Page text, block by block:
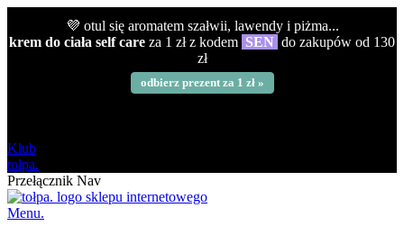
💜 otul się aromatem szałwii, lawendy i piżma...
krem do ciała self care za 1 zł z kodem SEN do zakupów od 130
zł
odbierz prezent za 1 zł »
Klub
tołpa.
Przełącznik Nav
Menu.